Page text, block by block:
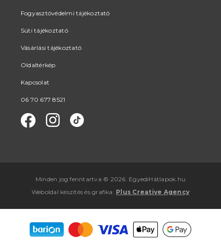
Fogyasztóvédelmi tájékoztató
Süti tájékoztató
Vásárlási tájékoztató
Oldaltérkép
Kapcsolat
06 70 677 8521
Minden jog fenntartva © 2026. EgyediHátlapok.hu
Weboldal készítés ésgrafika : Plus Creative Agency